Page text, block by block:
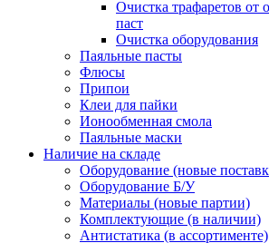
Очистка трафаретов от
паст
Очистка оборудования
Паяльные пасты
Флюсы
Припои
Клеи для пайки
Ионообменная смола
Паяльные маски
Наличие на складе
Оборудование (новые
Оборудование Б/У
Материалы (новые партии)
Комплектующие (в наличии)
Антистатика (в ассортименте)